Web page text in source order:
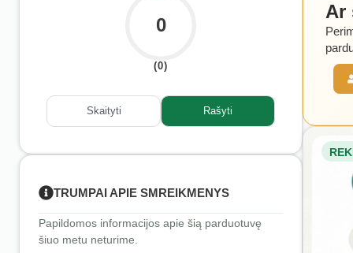
0
(0)
Skaityti Rašyti
TRUMPAI APIE SMREIKMENYS
Papildomos informacijos apie šią parduotuvę
šiuo metu neturime.
Ar